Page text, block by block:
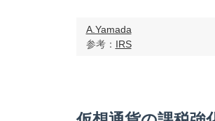
A.Yamada
参考： IRS